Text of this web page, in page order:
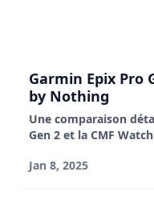
Garmin Epix Pro
by Nothing
Une comparaison
Gen 2 et la CMF
l'expérience utilisateur
Jan 8, 2025